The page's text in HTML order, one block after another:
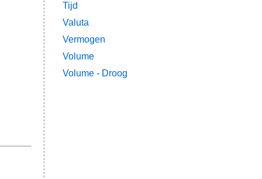
Tijd
Valuta
Vermogen
Volume
Volume - Droog